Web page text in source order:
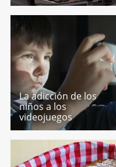
La adicción de los
niños a los
videojuegos